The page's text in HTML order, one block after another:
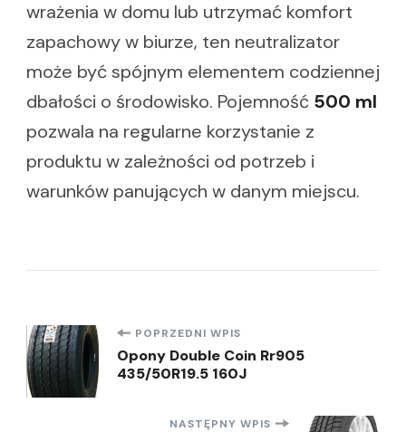
wrażenia w domu lub utrzymać komfort
zapachowy w biurze, ten neutralizator
może być spójnym elementem codziennej
dbałości o środowisko. Pojemność 500 ml
pozwala na regularne korzystanie z
produktu w zależności od potrzeb i
warunków panujących w danym miejscu.
Nawigacja
wpisu
POPRZEDNI WPIS
Opony Double Coin Rr905
435/50R19.5 160J
NASTĘPNY WPIS